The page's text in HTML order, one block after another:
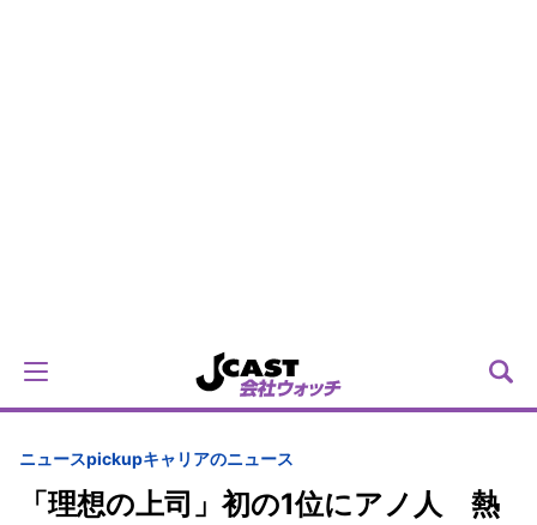
ニュースpickupキャリアのニュース
「理想の上司」初の1位にアノ人 熱